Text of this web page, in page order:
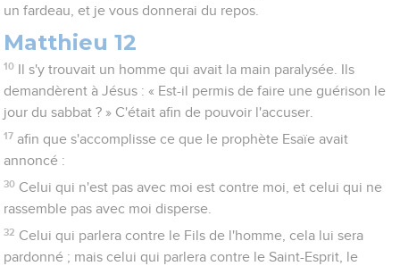
un fardeau, et je vous donnerai du repos.
Matthieu 12
10
Il s'y trouvait un homme qui avait la main paralysée. Ils
demandèrent à Jésus : « Est-il permis de faire une guérison le
jour du sabbat ? » C'était afin de pouvoir l'accuser.
17 afin que s'accomplisse ce que le prophète Esaïe avait
annoncé :
30 Celui qui n'est pas avec moi est contre moi, et celui qui ne
rassemble pas avec moi disperse.
32 Celui qui parlera contre le Fils de l'homme, cela lui sera
pardonné ; mais celui qui parlera contre le Saint-Esprit, le